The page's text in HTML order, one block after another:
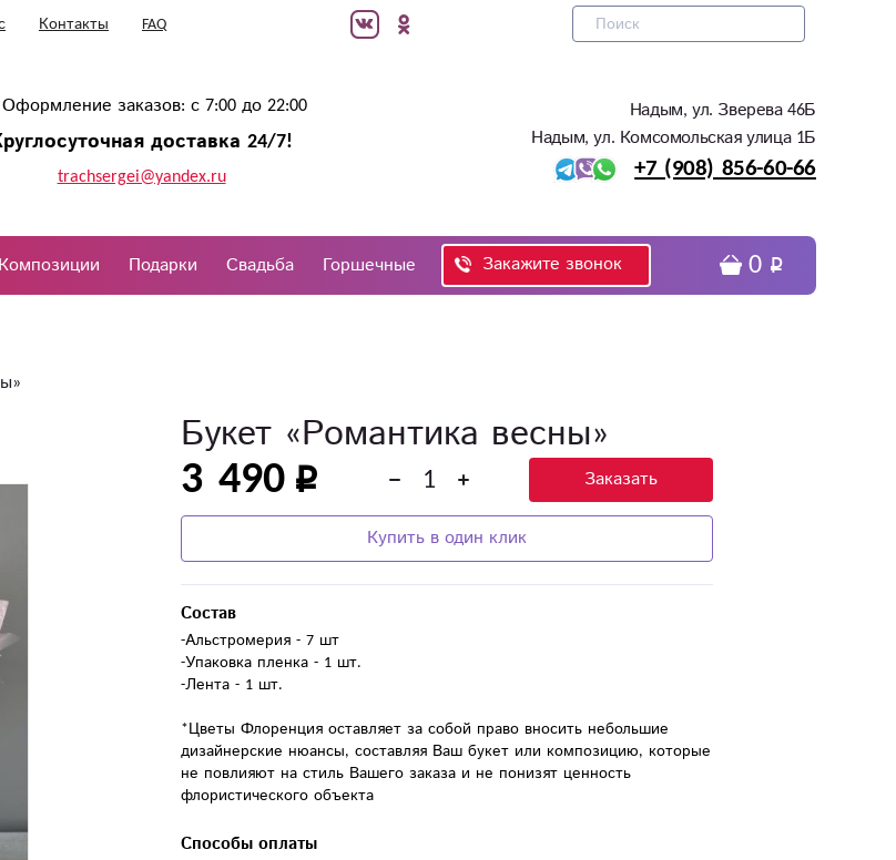
Контакты FAQ
Оформление заказов: с 7:00 до 22:00
доставка 24/7!
trachsergei@yandex.ru
Надым, ул. Зверева 46Б
Надым, ул. Комсомольская улица 1Б
+7 (908) 856-60-66
Композиции Подарки Свадьба Горшечные Закажите звонок 0
Букет «Романтика весны»
3 490 Заказать
Купить в один клик
Состав
-Альстромерия - 7 шт
-Упаковка пленка - 1 шт.
-Лента - 1 шт.
*Цветы Флоренция оставляет за собой право вносить небольшие
дизайнерские нюансы, составляя Ваш букет или композицию, которые
не повлияют на стиль Вашего заказа и не понизят ценность
флористического объекта
Способы оплаты